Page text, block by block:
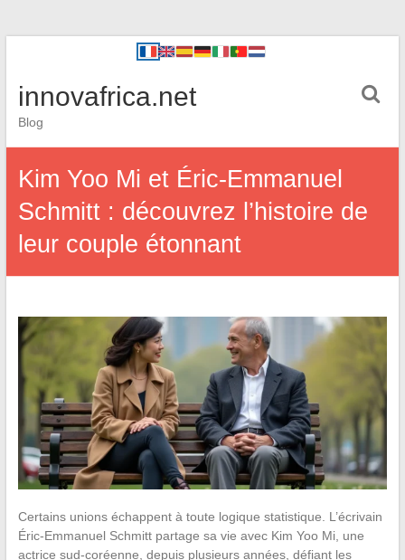
innovafrica.net
Blog
Kim Yoo Mi et Éric-Emmanuel
Schmitt : découvrez l’histoire de
leur couple étonnant
Certains unions échappent à toute logique statistique. L’écrivain
Éric-Emmanuel Schmitt partage sa vie avec Kim Yoo Mi, une
actrice sud-coréenne, depuis plusieurs années, défiant les